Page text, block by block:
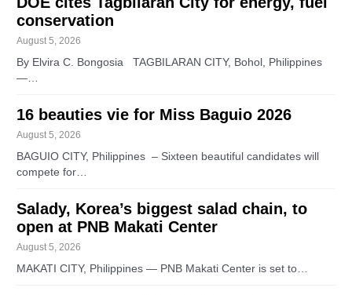
conservation
August 5, 2026
By Elvira C. Bongosia TAGBILARAN CITY, Bohol, Philippines
—…
16 beauties vie for Miss Baguio 2026
August 5, 2026
BAGUIO CITY, Philippines – Sixteen beautiful candidates will
compete for…
Salady, Korea’s biggest salad chain, to
open at PNB Makati Center
August 5, 2026
MAKATI CITY, Philippines — PNB Makati Center is set to…